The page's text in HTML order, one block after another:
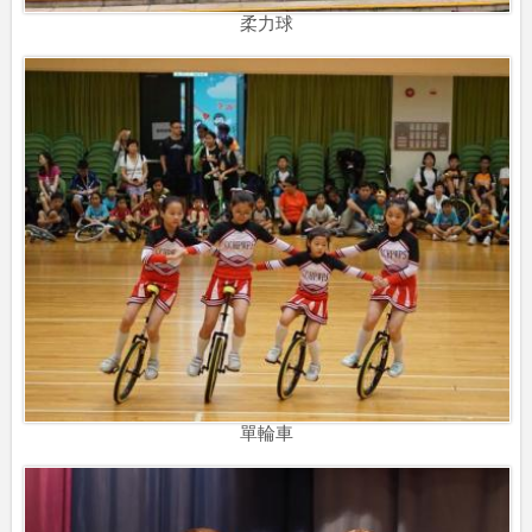
柔力球
單輪車